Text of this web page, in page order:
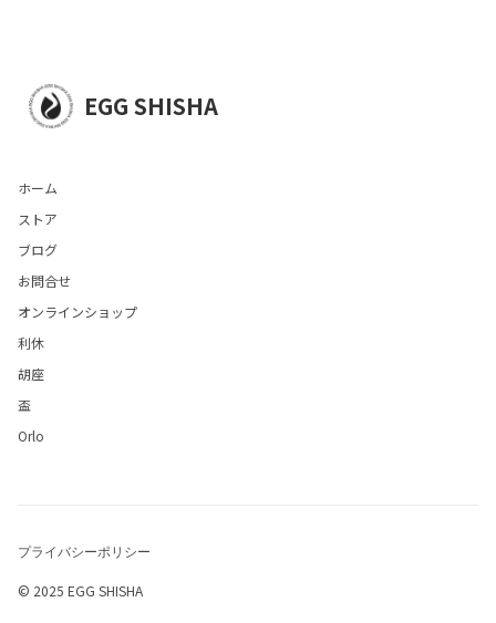
EGG SHISHA
ホーム
ストア
ブログ
お問合せ
オンラインショップ
利休
胡座
盃
Orlo
© 2025 EGG SHISHA
プライバシーポリシー